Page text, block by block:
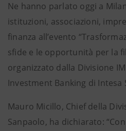
Ne hanno parlato oggi a
istituzioni, associazioni,
finanza all’evento
sfide e le opportunità per la
organizzato dalla Divisione
Investment Banking di Intesa
Mauro Micillo, Chief della
Sanpaolo, ha dichiarato: